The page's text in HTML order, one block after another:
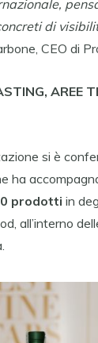
di
CEO di
AREE
si è
ha
prodotti in
all’interno